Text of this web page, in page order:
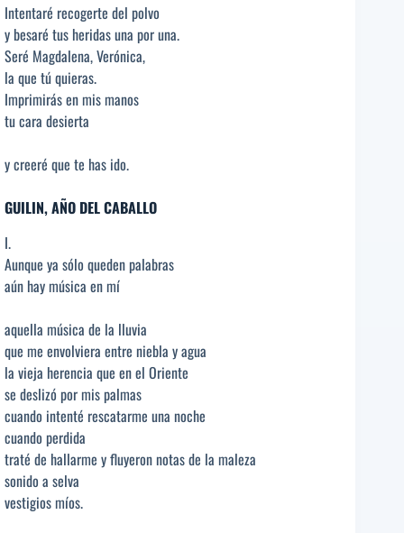
Intentaré recogerte del polvo
y besaré tus heridas una por una.
Seré Magdalena, Verónica,
la que tú quieras.
Imprimirás en mis manos
tu cara desierta
y creeré que te has ido.
GUILIN, AÑO DEL CABALLO
I.
Aunque ya sólo queden palabras
aún hay música en mí
aquella música de la lluvia
que me envolviera entre niebla y agua
la vieja herencia que en el Oriente
se deslizó por mis palmas
cuando intenté rescatarme una noche
cuando perdida
traté de hallarme y fluyeron notas de la maleza
sonido a selva
vestigios míos.